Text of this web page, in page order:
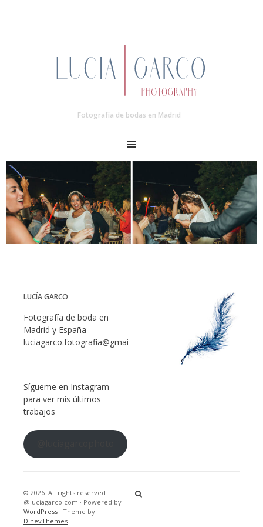
Fotografía de bodas en Madrid
MENU
LUCÍA GARCO
Fotografía de boda en
Madrid y España
luciagarco.fotografia@gmail.com
Sígueme en Instagram
para ver mis últimos
trabajos
© 2026 All rights reserved
@luciagarco.com · Powered by
WordPress · Theme by
DinevThemes